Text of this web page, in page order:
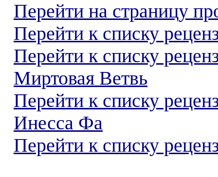
Перейти на страницу
Перейти к списку
Перейти к списку
Миртовая Ветвь
Перейти к списку
Инесса Фа
Перейти к списку